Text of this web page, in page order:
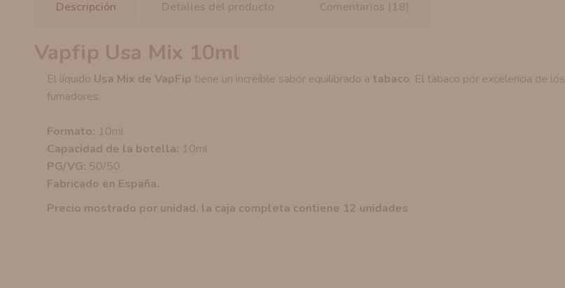
Descripción Detalles del producto Comentarios (18)
Vapfip Usa Mix 10ml
El líquido Usa Mix de VapFip tiene un increíble sabor equilibrado a tabaco. El tabaco por excelencia de los
fumadores.
Formato: 10ml
Capacidad de la botella: 10ml
PG/VG: 50/50
Fabricado en España.
Precio mostrado por unidad, la caja completa contiene 12 unidades